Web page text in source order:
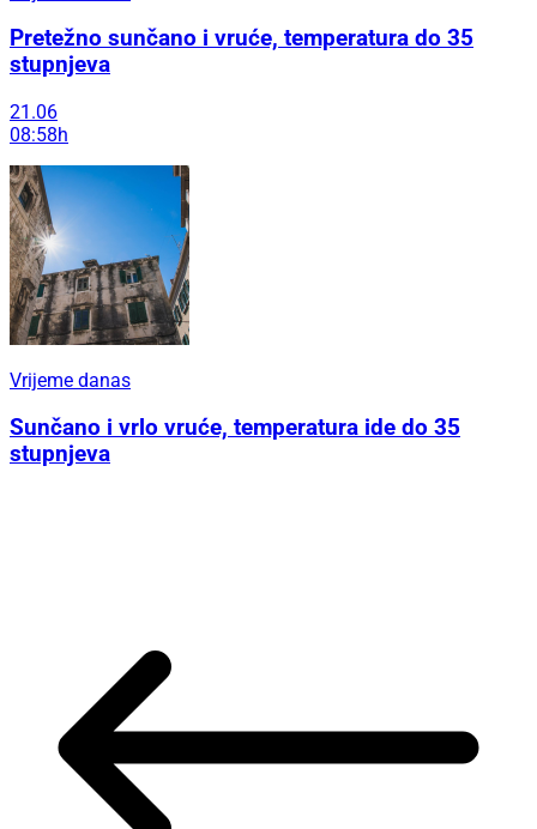
Pretežno sunčano i vruće, temperatura do 35
stupnjeva
21.06
08:58h
Vrijeme danas
Sunčano i vrlo vruće, temperatura ide do 35
stupnjeva